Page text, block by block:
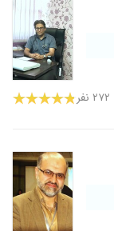
۲۷۲ نفر